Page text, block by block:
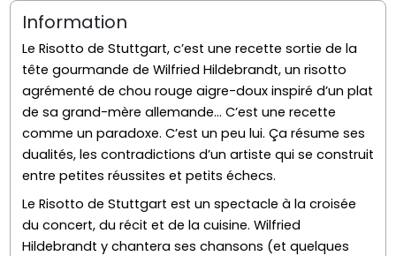
Information
Le Risotto de Stuttgart, c’est une recette sortie de la
tête gourmande de Wilfried Hildebrandt, un risotto
agrémenté de chou rouge aigre-doux inspiré d’un plat
de sa grand-mère allemande… C’est une recette
comme un paradoxe. C’est un peu lui. Ça résume ses
dualités, les contradictions d’un artiste qui se construit
entre petites réussites et petits échecs.
Le Risotto de Stuttgart est un spectacle à la croisée
du concert, du récit et de la cuisine. Wilfried
Hildebrandt y chantera ses chansons (et quelques